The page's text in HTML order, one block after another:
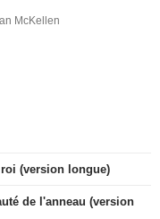
McKellen
(version longue)
de l'anneau (version